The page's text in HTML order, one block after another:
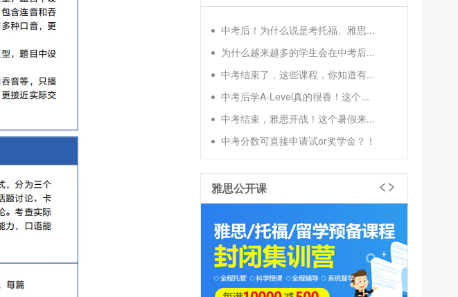
中考后！为什么说是考托福、雅思...
为什么越来越多的学生会在中考后...
中考结束了，这些课程，你知道有...
中考后学A-Level真的很香！这个...
中考结束，雅思开战！这个暑假来...
中考分数可直接申请试or奖学金？！
雅思公开课